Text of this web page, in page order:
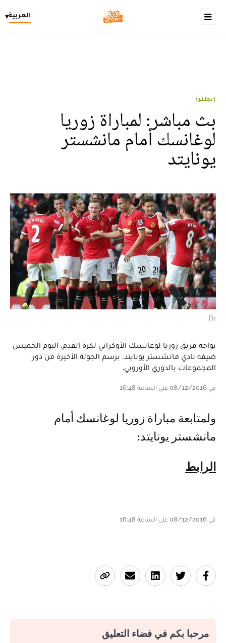
العربية▾
إنجلترا
بث مباشر: لمباراة زوريا
لوغانسك أمام مانشستر
يونايتد
Dr
يواجه فريق زوريا لوغانسك الأوكراني لكرة القدم، اليوم الخميس
ضيفه نادي مانشستر يونايتد، برسم الجولة الأخيرة من دور
المجموعات بالدوري الأوروبي.
في 08/12/2016 على الساعة 16:48
ولمتابعة مباراة زوريا لوغانسك أمام
مانشستر يونايتد:
الرابط
في 08/12/2016 على الساعة 16:48
مرحبا بكم في فضاء التعليق